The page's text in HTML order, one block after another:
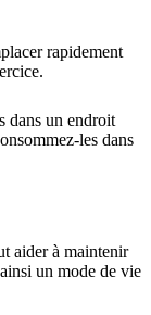
rapidement
dans un endroit
les dans
aider à maintenir
un mode de vie